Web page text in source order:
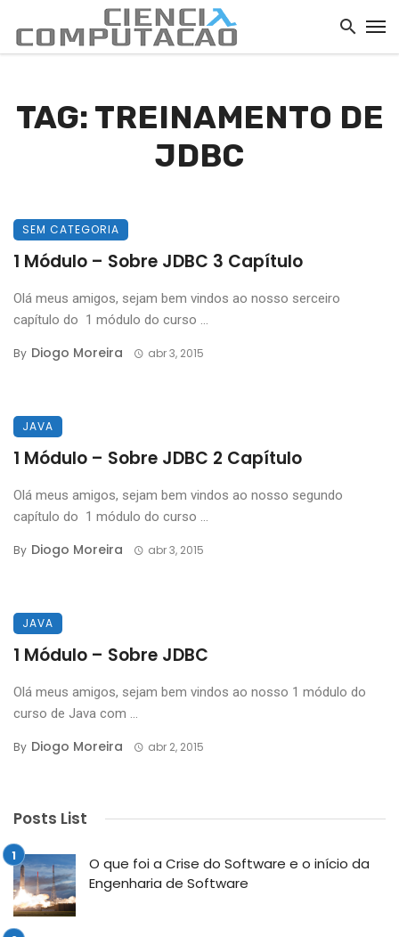
TAG: TREINAMENTO DE
JDBC
SEM CATEGORIA
1 Módulo – Sobre JDBC 3 Capítulo
Olá meus amigos, sejam bem vindos ao nosso serceiro
capítulo do 1 módulo do curso ...
By Diogo Moreira abr 3, 2015
JAVA
1 Módulo – Sobre JDBC 2 Capítulo
Olá meus amigos, sejam bem vindos ao nosso segundo
capítulo do 1 módulo do curso ...
By Diogo Moreira abr 3, 2015
JAVA
1 Módulo – Sobre JDBC
Olá meus amigos, sejam bem vindos ao nosso 1 módulo do
curso de Java com ...
By Diogo Moreira abr 2, 2015
Posts List
O que foi a Crise do Software e o início da
Engenharia de Software